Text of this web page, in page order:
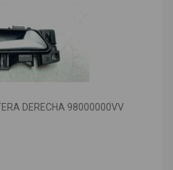
DERECHA 98000000VV